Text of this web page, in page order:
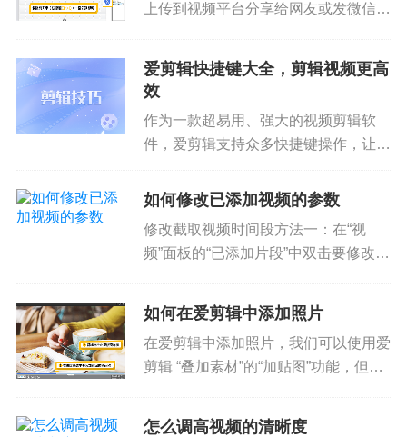
上传到视频平台分享给网友或发微信分
做到不影响画质呢？下面就跟着小爱了
解压缩视频大小又不影响画质的秘...
爱剪辑快捷键大全，剪辑视频更高
效
作为一款超易用、强大的视频剪辑软
件，爱剪辑支持众多快捷键操作，让爱
打造精美视频！小爱已经帮大家整理好
学习和收藏吧！通用Tab&nbs...
如何修改已添加视频的参数
修改截取视频时间段方法一：在“视
频”面板的“已添加片段”中双击要修改的
改。图1：双击视频片段缩略图图2：
修改截取视频时间段方法二...
如何在爱剪辑中添加照片
在爱剪辑中添加照片，我们可以使用爱
剪辑 “叠加素材”的“加贴图”功能，但爱
怎么调高视频的清晰度